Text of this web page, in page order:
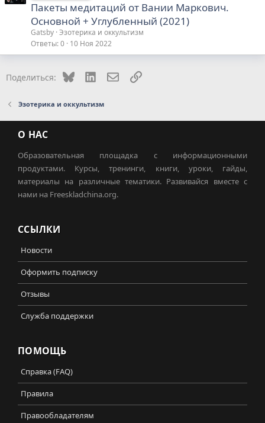
Пакеты медитаций от Вании Маркович.
Основной + Углубленный (2021)
Gatsby Эзотерика и оккультизм
Ответы 0 10 Ноя 2022
Поделиться: Bluesky LinkedInЭлектронная почта
Ссылка
Эзотерика и оккультизм
О НАС
Образовательная площадка с информационными
продуктами. Курсы, тренинги, книги, уроки, гайды,
материалы на различные тематики. Развивайся вместе с
нами на Freeskladchina.org.
ССЫЛКИ
Новости
Оформить подписку
Отзывы
Служба поддержки
ПОМОЩЬ
Справка (FAQ)
Правила
Правообладателям